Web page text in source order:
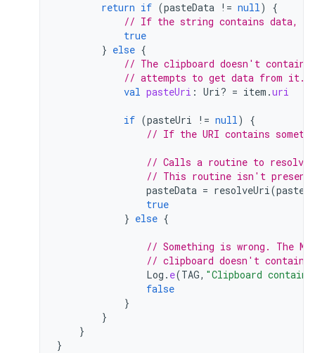
return if (pasteData != null)
{
// If the string contains data,
true
} else {
// The clipboard doesn't
// attempts to get data from it.
val pasteUri : Uri? = item .uri
if (pasteUri != null)
{
// If the URI contains
// Calls a routine to resolve
// This routine isn't
pasteData = resolveUri(
true
} else {
// Something is wrong. The
// clipboard doesn't contain
Log . e(TAG, "Clipboard
false
}
}
}
}